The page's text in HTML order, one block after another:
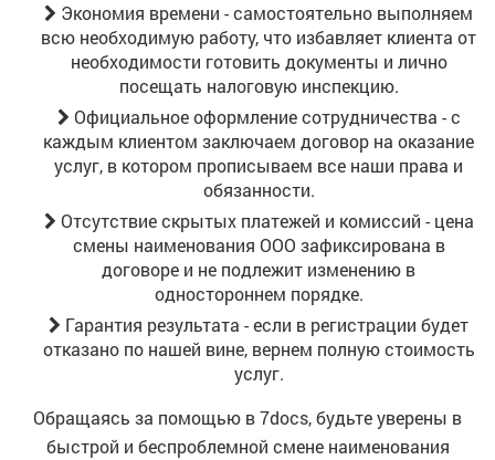
Экономия времени - самостоятельно выполняем
всю необходимую работу, что избавляет клиента от
необходимости готовить документы и лично
посещать налоговую инспекцию.
Официальное оформление сотрудничества - с
каждым клиентом заключаем договор на оказание
услуг, в котором прописываем все наши права и
обязанности.
Отсутствие скрытых платежей и комиссий - цена
смены наименования ООО зафиксирована в
договоре и не подлежит изменению в
одностороннем порядке.
Гарантия результата - если в регистрации будет
отказано по нашей вине, вернем полную стоимость
услуг.
Обращаясь за помощью в 7docs, будьте уверены в
быстрой и беспроблемной смене наименования